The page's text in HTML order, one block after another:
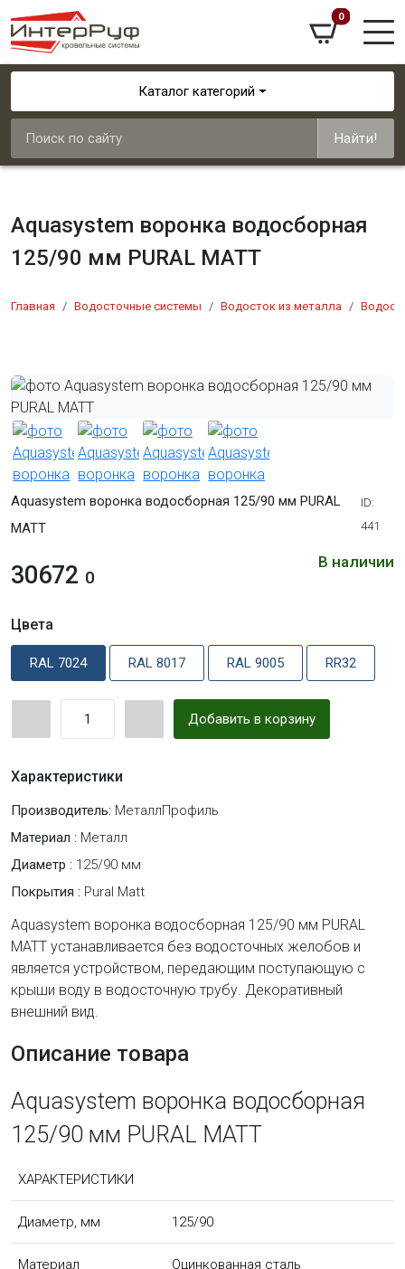
0
Каталог категорий
Найти!
Aquasystem воронка водосборная
125/90 мм PURAL MATT
Главная Водосточные системы Водосток из металла
Aquasystem воронка водосборная 125/90 мм PURAL
MATT
ID:
441
В наличии
30672 0
Цвета
RAL 7024 RAL 8017 RAL 9005 RR32
Добавить в корзину
Характеристики
Производитель: МеталлПрофиль
Материал : Металл
Диаметр : 125/90 мм
Покрытия : Pural Matt
Aquasystem воронка водосборная 125/90 мм PURAL
MATT устанавливается без водосточных желобов и
является устройством, передающим поступающую с
крыши воду в водосточную трубу. Декоративный
внешний вид.
Описание товара
Aquasystem воронка водосборная
125/90 мм PURAL MATT
ХАРАКТЕРИСТИКИ
Диаметр, мм 125/90
Материал Оцинкованная сталь